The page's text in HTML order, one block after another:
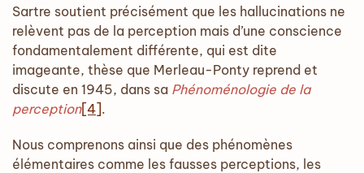
Sartre soutient précisément que les hallucinations ne
relèvent pas de la perception mais d’une conscience
fondamentalement différente, qui est dite
imageante, thèse que Merleau-Ponty reprend et
discute en 1945, dans sa Phénoménologie de la
perception[4].
Nous comprenons ainsi que des phénomènes
élémentaires comme les fausses perceptions, les